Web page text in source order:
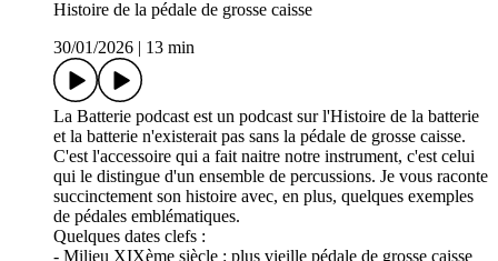
Histoire de la pédale de grosse caisse
30/01/2026
13 min
La Batterie podcast est un podcast sur l'Histoire de la batterie
et la batterie n'existerait pas sans la pédale de grosse caisse.
C'est l'accessoire qui a fait naitre notre instrument, c'est celui
qui le distingue d'un ensemble de percussions. Je vous raconte
succinctement son histoire avec, en plus, quelques exemples
de pédales emblématiques.
Quelques dates clefs :
- Milieu XIXème siècle : plus vieille pédale de grosse caisse